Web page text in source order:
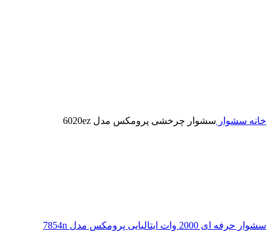
خانه سشوار سشوار چرخشی پرومکس مدل 6020ez
سشوار حرفه‌ ای 2000 وات ایتالیایی پرومکس مدل 7854n